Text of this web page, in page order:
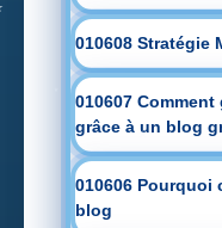
010608 Stratégie
010607
grâce à un blog
010606 Pourquoi
blog